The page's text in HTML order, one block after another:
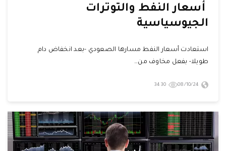
أسعار النفط والتوترات
الجيوسياسية
استعادت أسعار النفط مسارها الصعودي -بعد انخفاض دام
طويلا- بفعل مخاوف من…
08/10/24
3430